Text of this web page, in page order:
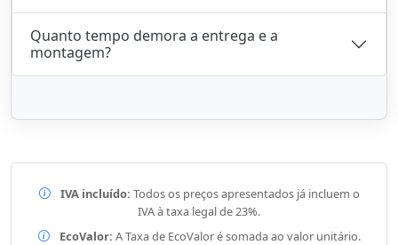
Quanto tempo demora a entrega e a
montagem?
IVA incluído: Todos os preços apresentados já incluem o
IVA à taxa legal de 23%.
EcoValor: A Taxa de EcoValor é somada ao valor unitário.